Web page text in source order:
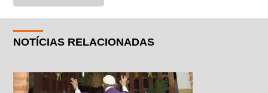
NOTÍCIAS RELACIONADAS